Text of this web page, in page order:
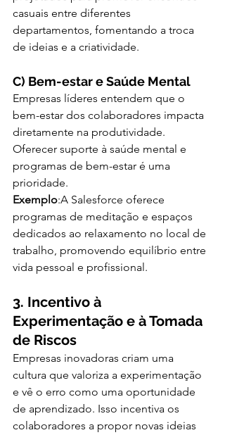
casuais entre diferentes
departamentos, fomentando a troca
de ideias e a criatividade.
C) Bem-estar e Saúde Mental
Empresas líderes entendem que o
bem-estar dos colaboradores impacta
diretamente na produtividade.
Oferecer suporte à saúde mental e
programas de bem-estar é uma
prioridade.
Exemplo:A Salesforce oferece
programas de meditação e espaços
dedicados ao relaxamento no local de
trabalho, promovendo equilíbrio entre
vida pessoal e profissional.
3. Incentivo à
Experimentação e à Tomada
de Riscos
Empresas inovadoras criam uma
cultura que valoriza a experimentação
e vê o erro como uma oportunidade
de aprendizado. Isso incentiva os
colaboradores a propor novas ideias